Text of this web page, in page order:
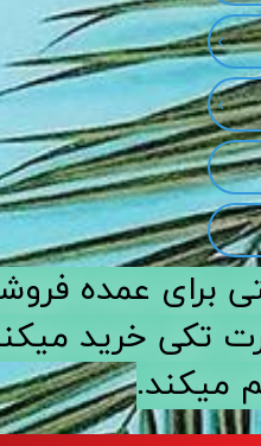
برای عمده
تکی خرید
میکند.